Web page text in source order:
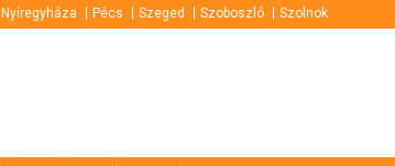
Nyíregyháza Pécs Szeged Szoboszló Szolnok